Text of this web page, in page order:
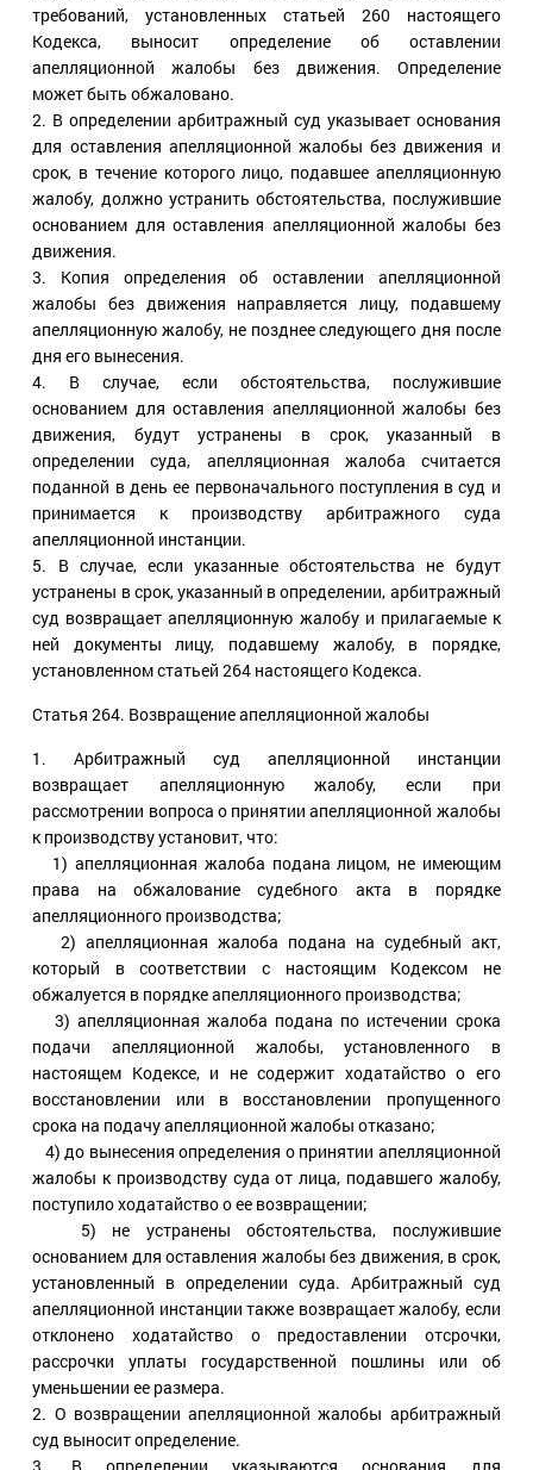
требований, установленных статьей 260 настоящего
Кодекса, выносит определение об оставлении
апелляционной жалобы без движения. Определение
может быть обжаловано.
2. В определении арбитражный суд указывает основания
для оставления апелляционной жалобы без движения и
срок, в течение которого лицо, подавшее апелляционную
жалобу, должно устранить обстоятельства, послужившие
основанием для оставления апелляционной жалобы без
движения.
3. Копия определения об оставлении апелляционной
жалобы без движения направляется лицу, подавшему
апелляционную жалобу, не позднее следующего дня после
дня его вынесения.
4. В случае, если обстоятельства, послужившие
основанием для оставления апелляционной жалобы без
движения, будут устранены в срок, указанный в
определении суда, апелляционная жалоба считается
поданной в день ее первоначального поступления в суд и
принимается к производству арбитражного суда
апелляционной инстанции.
5. В случае, если указанные обстоятельства не будут
устранены в срок, указанный в определении, арбитражный
суд возвращает апелляционную жалобу и прилагаемые к
ней документы лицу, подавшему жалобу, в порядке,
установленном статьей 264 настоящего Кодекса.
Статья 264. Возвращение апелляционной жалобы
1. Арбитражный суд апелляционной инстанции
возвращает апелляционную жалобу, если при
рассмотрении вопроса о принятии апелляционной жалобы
к производству установит, что:
1) апелляционная жалоба подана лицом, не имеющим
права на обжалование судебного акта в порядке
апелляционного производства;
2) апелляционная жалоба подана на судебный акт,
который в соответствии с настоящим Кодексом не
обжалуется в порядке апелляционного производства;
3) апелляционная жалоба подана по истечении срока
подачи апелляционной жалобы, установленного в
настоящем Кодексе, и не содержит ходатайство о его
восстановлении или в восстановлении пропущенного
срока на подачу апелляционной жалобы отказано;
4) до вынесения определения о принятии апелляционной
жалобы к производству суда от лица, подавшего жалобу,
поступило ходатайство о ее возвращении;
5) не устранены обстоятельства, послужившие
основанием для оставления жалобы без движения, в срок,
установленный в определении суда. Арбитражный суд
апелляционной инстанции также возвращает жалобу, если
отклонено ходатайство о предоставлении отсрочки,
рассрочки уплаты государственной пошлины или об
уменьшении ее размера.
2. О возвращении апелляционной жалобы арбитражный
суд выносит определение.